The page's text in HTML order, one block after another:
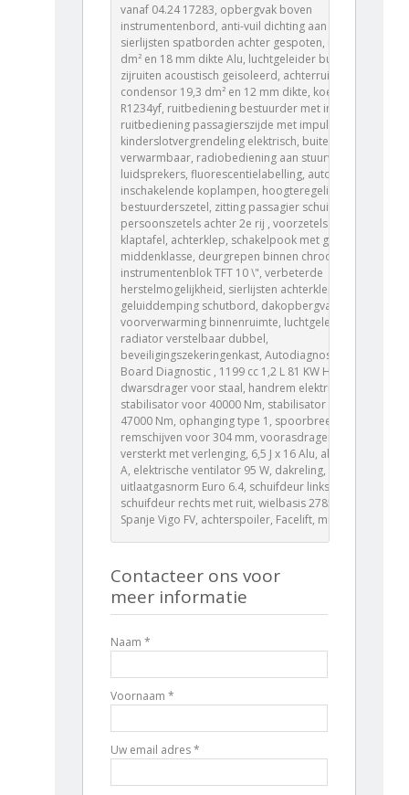
vanaf 04.24 17283, opbergvak boven
instrumentenbord, anti-vuil dichting aan deur voor,
sierlijsten spatborden achter gespoten, radiator 28
dm² en 18 mm dikte Alu, luchtgeleider bumper voor,
zijruiten acoustisch geisoleerd, achterruit openend,
condensor 19,3 dm² en 12 mm dikte, koelmiddel
R1234yf, ruitbediening bestuurder met impulsgever,
ruitbediening passagierszijde met impulsgever,
kinderslotvergrendeling elektrisch, buitenspiegels
verwarmbaar, radiobediening aan stuurwiel, 6
luidsprekers, fluorescentielabelling, automatisch
inschakelende koplampen, hoogteregeling
bestuurderszetel, zitting passagier schuifbaar, 3 1-
persoonszetels achter 2e rij , voorzetels met
klaptafel, achterklep, schakelpook met greep
middenklasse, deurgrepen binnen chroom,
instrumentenblok TFT 10 \", verbeterde
herstelmogelijkheid, sierlijsten achterklep gespoten,
geluiddemping schutbord, dakopbergvak voor,
voorverwarming binnenruimte, luchtgeleiding
radiator verstelbaar dubbel,
beveiligingszekeringenkast, Autodiagnose OBD On
Board Diagnostic , 1199 cc 1,2 L 81 KW HNP EB2ADT,
dwarsdrager voor staal, handrem elektrisch,
stabilisator voor 40000 Nm, stabilisator achter
47000 Nm, ophanging type 1, spoorbreedte VA610,
remschijven voor 304 mm, voorasdrager staal
versterkt met verlenging, 6,5 J x 16 Alu, alternator 150
A, elektrische ventilator 95 W, dakreling,
uitlaatgasnorm Euro 6.4, schuifdeur links met ruit,
schuifdeur rechts met ruit, wielbasis 2785 mm M ,
Spanje Vigo FV, achterspoiler, Facelift, mineraal 2 L
Contacteer ons voor
meer informatie
Naam *
Voornaam *
Uw email adres *